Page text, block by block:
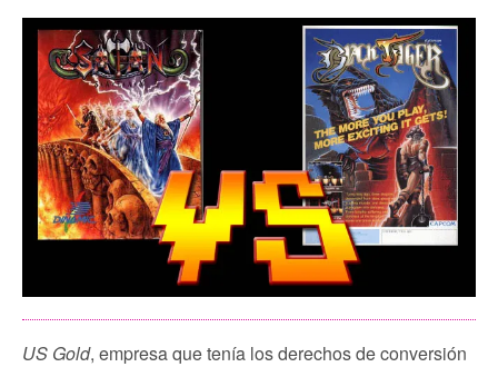
US Gold, empresa que tenía los derechos de conversión